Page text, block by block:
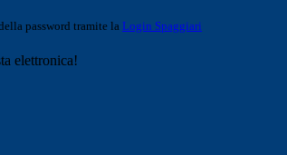
password tramite la Login Spaggiari
elettronica!